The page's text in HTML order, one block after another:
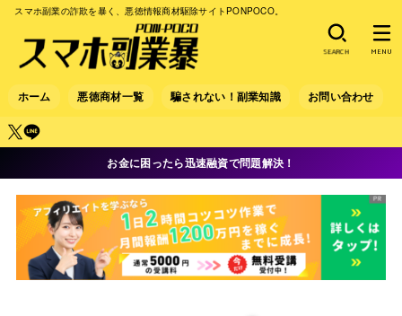
スマホ副業の詐欺を暴く、悪徳情報商材駆除サイトPONPOCO。
ホーム 悪徳商材一覧 騙されない！副業知識 お問い合わせ
SEARCH MENU
お金に困ったら迅速融資で問題解決！